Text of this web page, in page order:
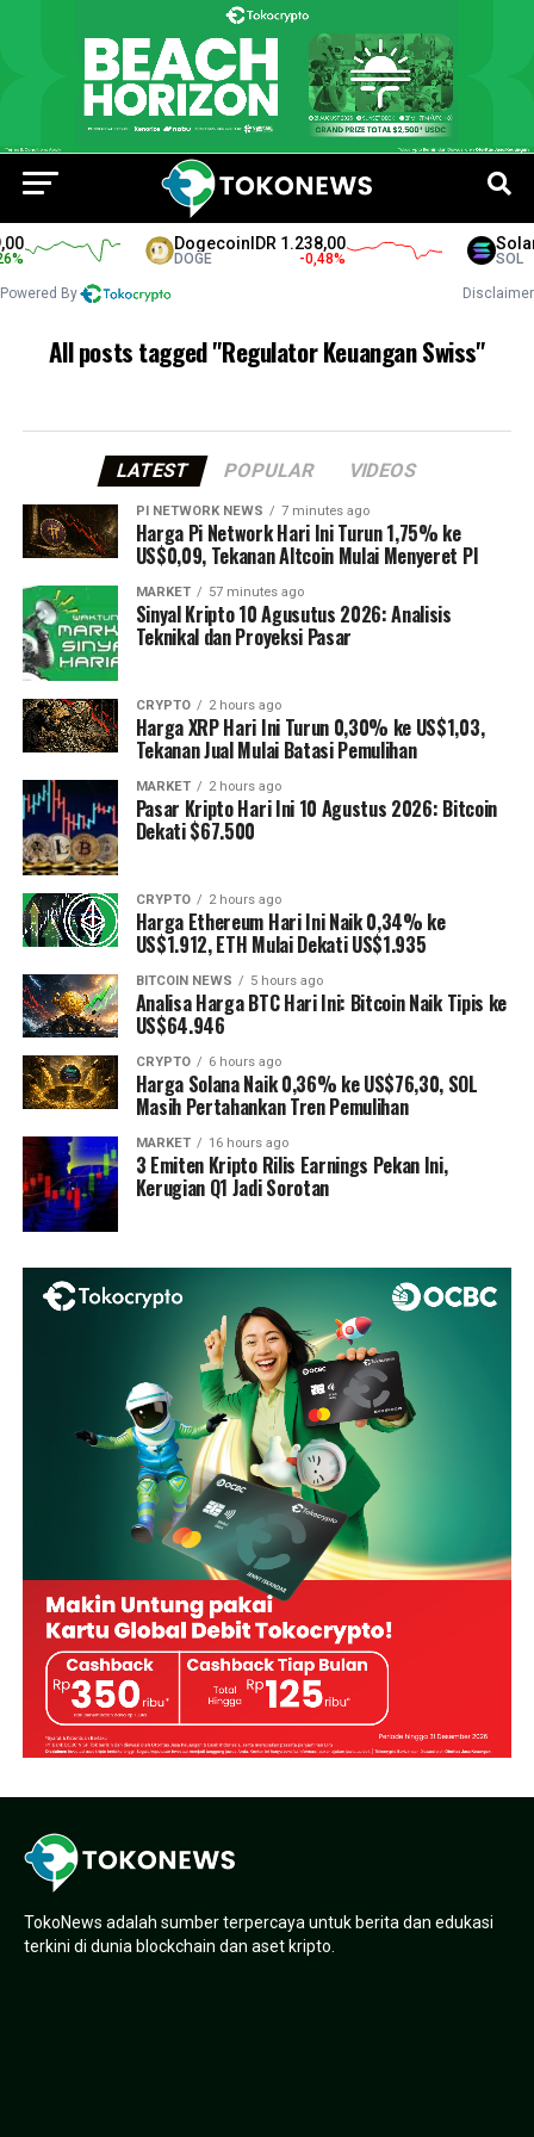
%
DogecoinIDR 1.238,00
DOGE -0,48% SOL
Powered By Disclaimer
All posts tagged "Regulator Keuangan Swiss"
LATEST POPULAR VIDEOS
PI NETWORK NEWS 7 minutes ago
Harga Pi Network Hari Ini Turun 1,75% ke
US$0,09, Tekanan Altcoin Mulai Menyeret PI
MARKET 57 minutes ago
Sinyal Kripto 10 Agusutus 2026: Analisis
Teknikal dan Proyeksi Pasar
CRYPTO 2 hours ago
Harga XRP Hari Ini Turun 0,30% ke US$1,03,
Tekanan Jual Mulai Batasi Pemulihan
MARKET 2 hours ago
Pasar Kripto Hari Ini 10 Agustus 2026: Bitcoin
Dekati $67.500
CRYPTO 2 hours ago
Harga Ethereum Hari Ini Naik 0,34% ke
US$1.912, ETH Mulai Dekati US$1.935
BITCOIN NEWS 5 hours ago
Analisa Harga BTC Hari Ini: Bitcoin Naik Tipis ke
US$64.946
CRYPTO 6 hours ago
Harga Solana Naik 0,36% ke US$76,30, SOL
Masih Pertahankan Tren Pemulihan
MARKET 16 hours ago
3 Emiten Kripto Rilis Earnings Pekan Ini,
Kerugian Q1 Jadi Sorotan
TokoNews adalah sumber terpercaya untuk berita dan edukasi
terkini di dunia blockchain dan aset kripto.